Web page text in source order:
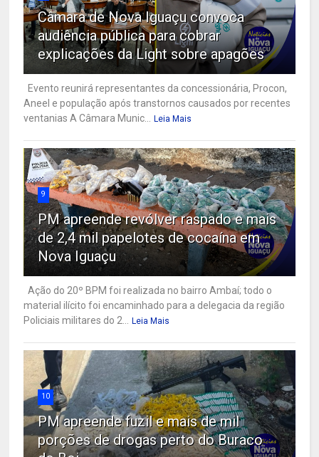
Câmara de Nova Iguaçu convoca
audiência pública para cobrar
explicações da Light sobre apagões
Evento reunirá representantes da concessionária, Procon,
Aneel e população após transtornos causados por recentes
ventanias A Câmara Munic...
Leia Mais
9
PM apreende revólver raspado e mais
de 2,4 mil papelotes de cocaína em
Nova Iguaçu
Ação do 20º BPM foi realizada no bairro Ambaí; todo o
material ilícito foi encaminhado para a delegacia da região
Policiais militares do 2...
Leia Mais
10
PM apreende fuzil e mais de mil
porções de drogas perto do Buraco